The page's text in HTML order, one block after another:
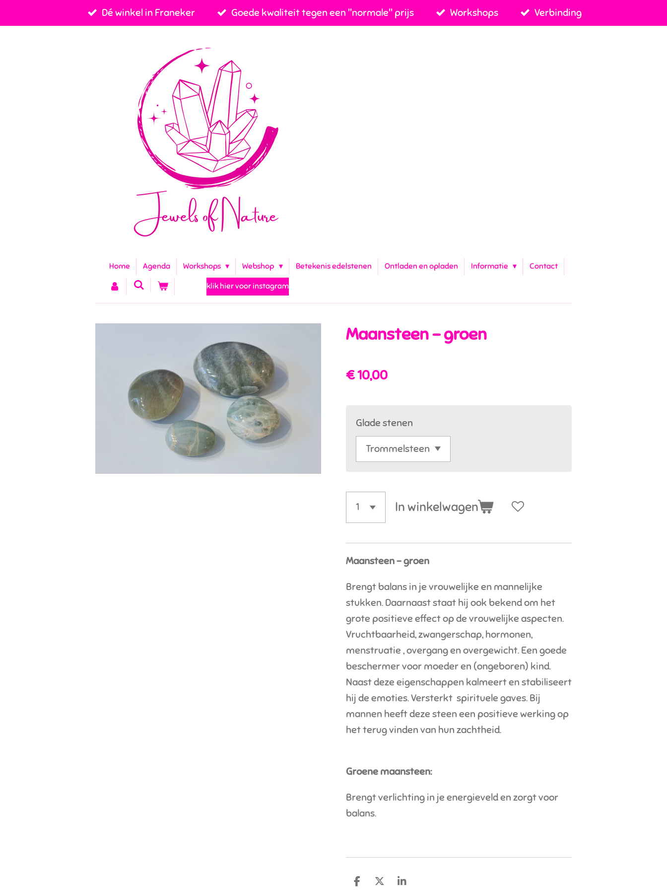
direct
Dé winkel in Franeker Goede kwaliteit tegen een ''normale'' prijs Workshops Verbinding
Home Agenda Workshops Webshop Betekenis edelstenen Ontladen en opladen Informatie Contact
klik hier voor instagram
Maansteen - groen
€ 10,00
Glade stenen
In winkelwagen
Maansteen - groen
Brengt balans in je vrouwelijke en mannelijke
stukken. Daarnaast staat hij ook bekend om het
grote positieve effect op de vrouwelijke aspecten.
Vruchtbaarheid, zwangerschap, hormonen,
menstruatie , overgang en overgewicht. Een goede
beschermer voor moeder en (ongeboren) kind.
Naast deze eigenschappen kalmeert en stabiliseert
hij de emoties. Versterkt spirituele gaves. Bij
mannen heeft deze steen een positieve werking op
het terug vinden van hun zachtheid.
Groene maansteen:
Brengt verlichting in je energieveld en zorgt voor
balans.
D D S